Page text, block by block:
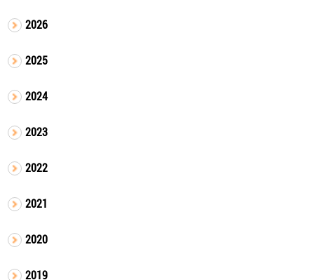
2026
2025
2024
2023
2022
2021
2020
2019